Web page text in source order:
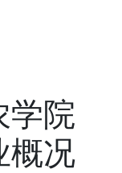
学院
概况